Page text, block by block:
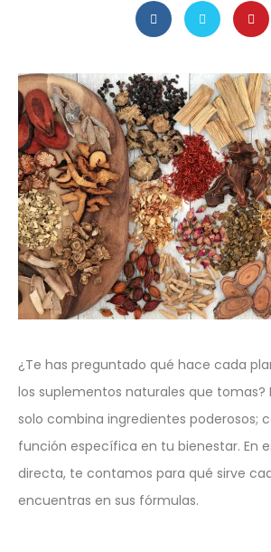
¿Te has preguntado qué hace cada
los suplementos naturales que tomas?
solo combina ingredientes poderosos;
función específica en tu bienestar. En
directa, te contamos para qué sirve
encuentras en sus fórmulas.